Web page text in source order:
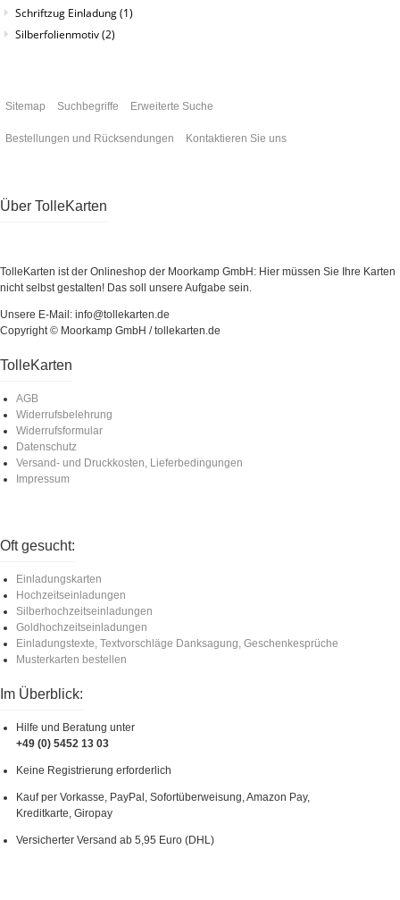
Schriftzug Einladung(1)
Silberfolienmotiv(2)
Sitemap Suchbegriffe Erweiterte Suche
Bestellungen und Rücksendungen Kontaktieren Sie uns
Über TolleKarten
TolleKarten ist der Onlineshop der Moorkamp GmbH: Hier müssen Sie Ihre Karten
nicht selbst gestalten! Das soll unsere Aufgabe sein.
Unsere E-Mail: info@tollekarten.de
Copyright © Moorkamp GmbH / tollekarten.de
TolleKarten
AGB
Widerrufsbelehrung
Widerrufsformular
Datenschutz
Versand- und Druckkosten, Lieferbedingungen
Impressum
Oft gesucht:
Einladungskarten
Hochzeitseinladungen
Silberhochzeitseinladungen
Goldhochzeitseinladungen
Einladungstexte, Textvorschläge Danksagung, Geschenkesprüche
Musterkarten bestellen
Im Überblick:
Hilfe und Beratung unter
+49 (0) 5452 13 03
Keine Registrierung erforderlich
Kauf per Vorkasse, PayPal, Sofortüberweisung, Amazon Pay,
Kreditkarte, Giropay
Versicherter Versand ab 5,95 Euro (DHL)